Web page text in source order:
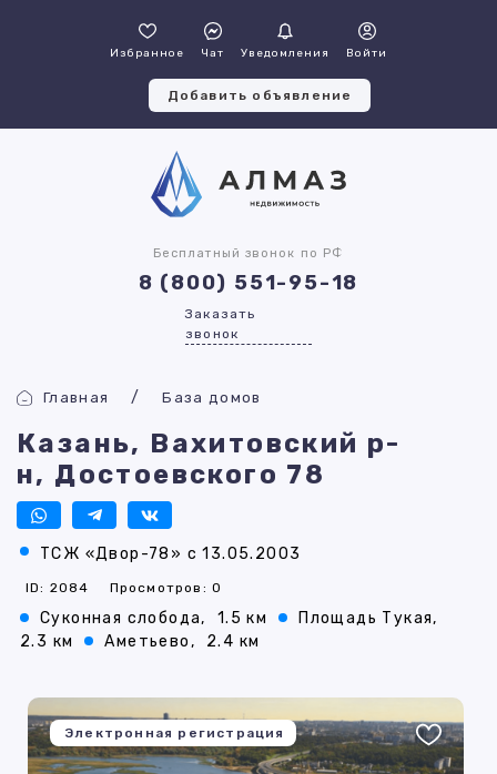
Избранное Чат Уведомления Войти
Добавить объявление
Бесплатный звонок по РФ
8 (800) 551-95-18
Заказать
звонок
Главная База домов
Казань, Вахитовский р-
н, Достоевского 78
ТСЖ «Двор-78» с 13.05.2003
ID: 2084 Просмотров: 0
Суконная слобода, 1.5 км
Площадь Тукая,
2.3 км
Аметьево, 2.4 км
Электронная регистрация